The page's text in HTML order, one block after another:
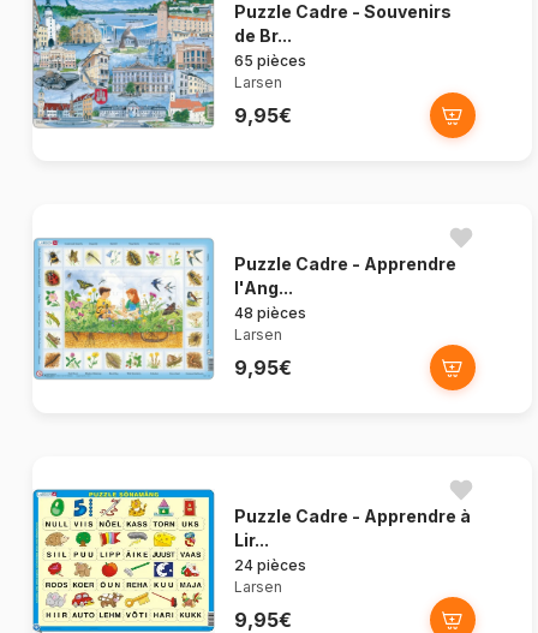
Puzzle Cadre - Souvenirs
de Br...
65 pièces
Larsen
9,95€
Puzzle Cadre - Apprendre
l'Ang...
48 pièces
Larsen
9,95€
Puzzle Cadre - Apprendre à
Lir...
24 pièces
Larsen
9,95€